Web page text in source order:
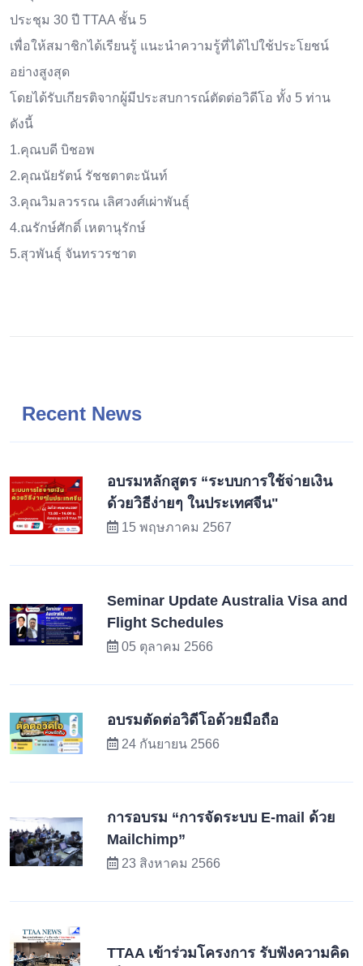
ประชุม 30 ปี TTAA ชั้น 5
เพื่อให้สมาชิกได้เรียนรู้ แนะนำความรู้ที่ได้ไปใช้ประโยชน์
อย่างสูงสุด
โดยได้รับเกียรติจากผู้มีประสบการณ์ตัดต่อวิดีโอ ทั้ง 5 ท่าน
ดังนี้
1.คุณบดี บิชอพ
2.คุณนัยรัตน์ รัชชตาตะนันท์
3.คุณวิมลวรรณ เลิศวงศ์เผ่าพันธุ์
4.ณรักษ์ศักดิ์ เหตานุรักษ์
5.สุวพันธุ์ จันทรวรชาต
Recent News
อบรมหลักสูตร “ระบบการใช้จ่ายเงิน
ด้วยวิธีง่ายๆ ในประเทศจีน"
15 พฤษภาคม 2567
Seminar Update Australia Visa and
Flight Schedules
05 ตุลาคม 2566
อบรมตัดต่อวิดีโอด้วยมือถือ
24 กันยายน 2566
การอบรม “การจัดระบบ E-mail ด้วย
Mailchimp”
23 สิงหาคม 2566
TTAA เข้าร่วมโครงการ รับฟังความคิด